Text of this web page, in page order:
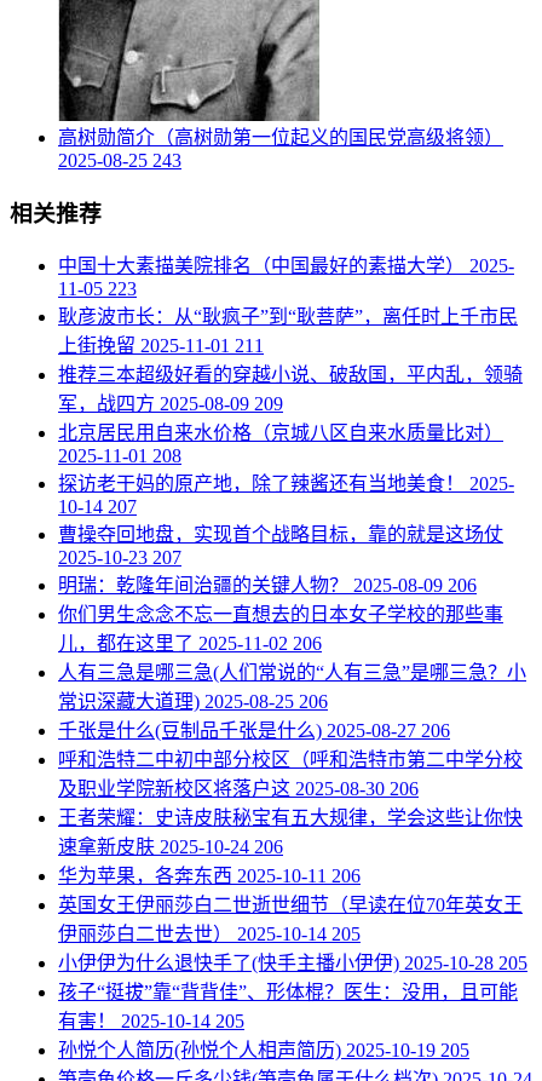
​高树勋简介（高树勋第一位起义的国民党高级将领）
2025-08-25 243
相关推荐
​中国十大素描美院排名（中国最好的素描大学）
2025-
11-05 223
​耿彦波市长：从“耿疯子”到“耿菩萨”，离任时上千市民
上街挽留 2025-11-01 211
推荐三本超级好看的穿越小说、破敌国，平内乱，领骑
军，战四方 2025-08-09 209
​北京居民用自来水价格（京城八区自来水质量比对）
2025-11-01 208
​探访老干妈的原产地，除了辣酱还有当地美食！
2025-
10-14 207
​曹操夺回地盘，实现首个战略目标，靠的就是这场仗
2025-10-23 207
明瑞：乾隆年间治疆的关键人物？
2025-08-09 206
​你们男生念念不忘一直想去的日本女子学校的那些事
儿，都在这里了 2025-11-02 206
​人有三急是哪三急(人们常说的“人有三急”是哪三急？小
常识深藏大道理) 2025-08-25 206
​千张是什么(豆制品千张是什么) 2025-08-27 206
​呼和浩特二中初中部分校区（呼和浩特市第二中学分校
及职业学院新校区将落户这 2025-08-30 206
​王者荣耀：史诗皮肤秘宝有五大规律，学会这些让你快
速拿新皮肤 2025-10-24 206
​华为苹果，各奔东西 2025-10-11 206
​英国女王伊丽莎白二世逝世细节（早读在位70年英女王
伊丽莎白二世去世）
2025-10-14 205
​小伊伊为什么退快手了(快手主播小伊伊) 2025-10-28 205
​孩子“挺拔”靠“背背佳”、形体棍？医生：没用，且可能
有害！
2025-10-14 205
​孙悦个人简历(孙悦个人相声简历) 2025-10-19 205